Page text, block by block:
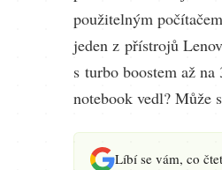
použitelným
jeden z přístrojů
s turbo boostem až
notebook vedl? Může
Líbí se vám, co